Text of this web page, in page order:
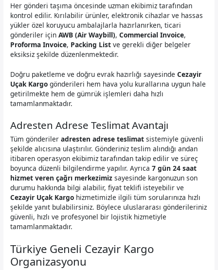
Her gönderi taşıma öncesinde uzman ekibimiz tarafından
kontrol edilir. Kırılabilir ürünler, elektronik cihazlar ve hassas
yükler özel koruyucu ambalajlarla hazırlanırken, ticari
gönderiler içinAWB (Air Waybill),Commercial Invoice,
Proforma Invoice, Packing List ve gerekli diğer belgeler
eksiksiz şekilde düzenlenmektedir.
Doğru paketleme ve doğru evrak hazırlığı sayesindeCezayir
Uçak Kargo gönderileri hem hava yolu kurallarına uygun hale
getirilmekte hem de gümrük işlemleri daha hızlı
tamamlanmaktadır.
Adresten Adrese Teslimat Avantajı
Tüm gönderileradresten adrese teslimat sistemiyle güvenli
şekilde alıcısına ulaştırılır. Gönderiniz teslim alındığı andan
itibaren operasyon ekibimiz tarafından takip edilir ve süreç
boyunca düzenli bilgilendirme yapılır. Ayrıca7 gün 24 saat
hizmet veren çağrı merkezimiz sayesinde kargonuzun son
durumu hakkında bilgi alabilir, fiyat teklifi isteyebilir ve
Cezayir Uçak Kargo hizmetimizle ilgili tüm sorularınıza hızlı
şekilde yanıt bulabilirsiniz. Böylece uluslararası gönderileriniz
güvenli, hızlı ve profesyonel bir lojistik hizmetiyle
tamamlanmaktadır.
Türkiye Geneli Cezayir Kargo
Organizasyonu